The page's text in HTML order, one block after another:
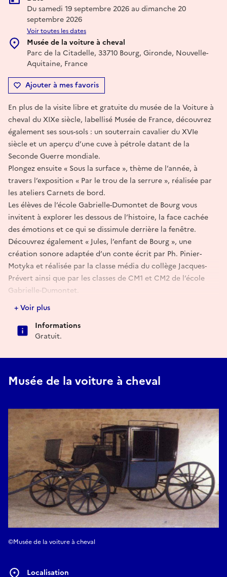
Du samedi 19 septembre 2026 au dimanche 20
septembre 2026
Voir toutes les dates
Musée de la voiture à cheval
Parc de la Citadelle, 33710 Bourg, Gironde, Nouvelle-
Aquitaine, France
Ajouter à mes favoris
En plus de la visite libre et gratuite du musée de la Voiture à
cheval du XIXe siècle, labellisé Musée de France, découvrez
également ses sous-sols : un souterrain cavalier du XVIe
siècle et un aperçu d’une cuve à pétrole datant de la
Seconde Guerre mondiale.
Plongez ensuite « Sous la surface », thème de l’année, à
travers l’exposition « Par le trou de la serrure », réalisée par
les ateliers Carnets de bord.
Les élèves de l’école Gabrielle-Dumontet de Bourg vous
invitent à explorer les dessous de l’histoire, la face cachée
des émotions et ce qui se dissimule derrière la fenêtre.
Découvrez également « Jules, l’enfant de Bourg », une
création sonore adaptée d’un conte écrit par Ph. Pinier-
Motyka et réalisée par la classe média du collège Jacques-
Prévert ainsi que par les classes de CM1 et CM2 de l’école
Gabrielle-Dumontet.
Une aventure surprise vous attend sur les pas de Jules,
l’enfant de Bourg.
+ Voir plus
Informations
Gratuit.
Musée de la voiture à cheval
©Musée de la voiture à cheval
Localisation